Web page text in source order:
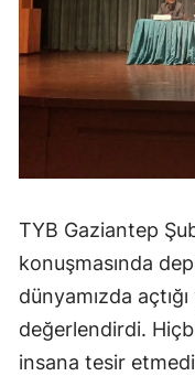
TYB Gaziantep
konuşmasında
dünyamızda
değerlendirdi.
insana tesir